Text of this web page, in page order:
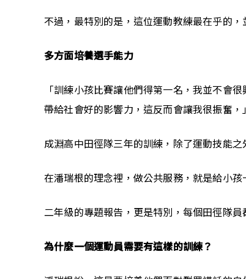
不過，最特別的是，這位運動教練最在乎的
多方面培養選手能力
「訓練小孩比賽讓他們得第一名，我並不會
帶給社會好的影響力，這反而會讓我很振奮，
成淵高中田徑隊三年的訓練，除了運動技能
在潘瑞根的理念裡，做公共服務，就是給小
二年級的專題報告，更是特別，每個田徑隊
為什麼一個運動員需要有這樣的訓練？